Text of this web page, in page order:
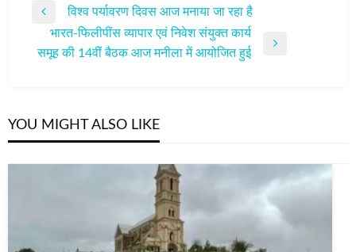
पोस्ट
नेविगेशन
Post
विश्व पर्यावरण दिवस आज मनाया जा रहा है
Next
भारत-फिलीपींस व्यापार एवं निवेश संयुक्त कार्य
समूह की 14वीं बैठक आज मनीला में आयोजित हुई
YOU MIGHT ALSO LIKE